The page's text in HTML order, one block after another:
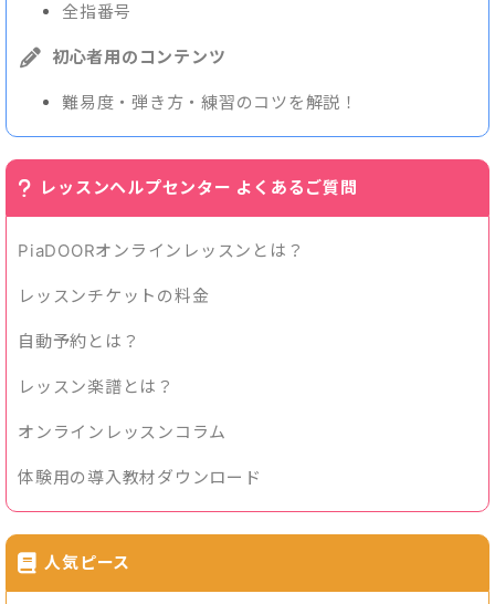
全指番号
初心者用のコンテンツ
難易度・弾き方・練習のコツを解説！
レッスンヘルプセンター よくあるご質問
PiaDOORオンラインレッスンとは？
レッスンチケットの料金
自動予約とは？
レッスン楽譜とは？
オンラインレッスンコラム
体験用の導入教材ダウンロード
人気ピース